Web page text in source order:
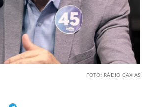
FOTO: RÁDIO CAXIAS